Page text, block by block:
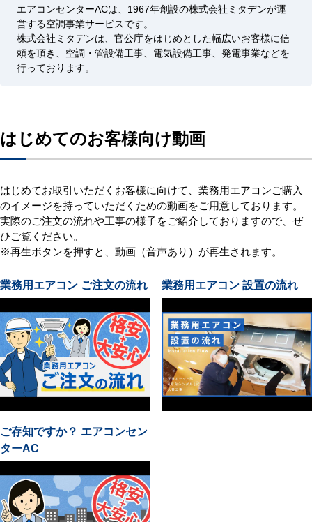
エアコンセンターACは、1967年創設の株式会社ミタデンが運
営する空調事業サービスです。
株式会社ミタデンは、官公庁をはじめとした幅広いお客様に信
頼を頂き、空調・管設備工事、電気設備工事、発電事業などを
行っております。
はじめてのお客様向け動画
はじめてお取引いただくお客様に向けて、業務用エアコンご購入
のイメージを持っていただくための動画をご用意しております。
実際のご注文の流れや工事の様子をご紹介しておりますので、ぜ
ひご覧ください。
※再生ボタンを押すと、動画（音声あり）が再生されます。
業務用エアコン ご注文の流れ 業務用エアコン 設置の流れ
ご存知ですか？ エアコンセン
ターAC